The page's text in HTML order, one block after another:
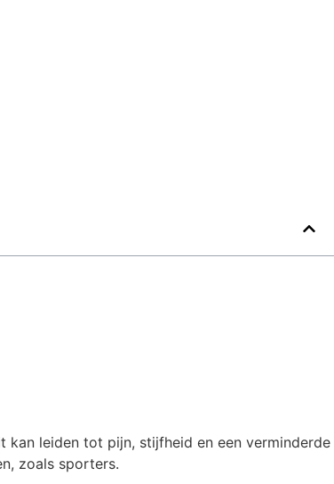
kan leiden tot pijn, stijfheid en een verminderde
zoals sporters.